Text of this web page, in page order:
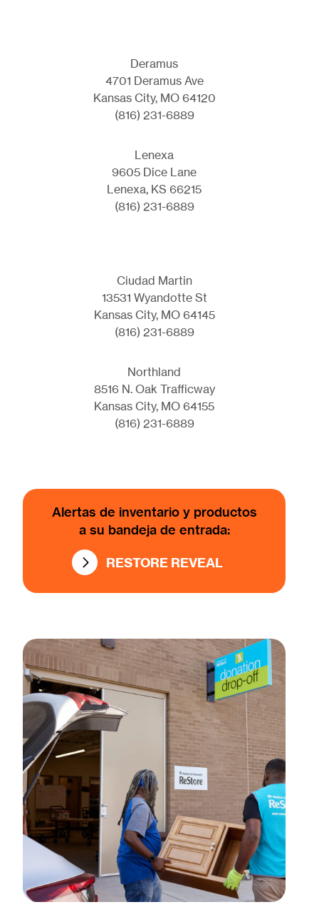
Deramus
4701 Deramus Ave
Kansas City, MO 64120
(816) 231-6889
Lenexa
9605 Dice Lane
Lenexa, KS 66215
(816) 231-6889
Ciudad Martin
13531 Wyandotte St
Kansas City, MO 64145
(816) 231-6889
Northland
8516 N. Oak Trafficway
Kansas City, MO 64155
(816) 231-6889
Alertas de inventario y productos
a su bandeja de entrada:
RESTORE REVEAL